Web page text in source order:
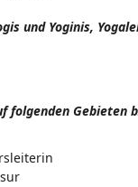
und Yoginis,
folgenden Gebieten